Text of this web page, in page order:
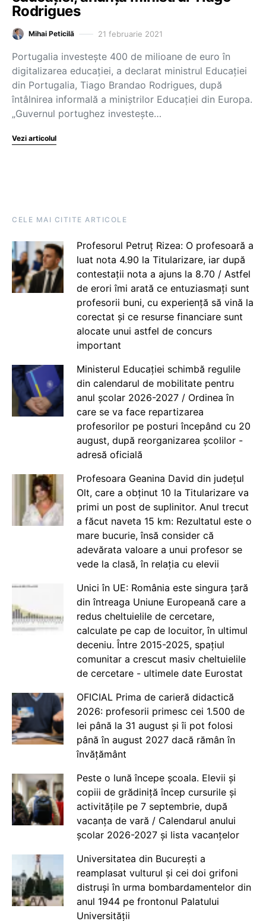
Rodrigues
Mihai Peticilă 21 februarie 2021
Portugalia investește 400 de milioane de euro în
digitalizarea educației, a declarat ministrul Educației
din Portugalia, Tiago Brandao Rodrigues, după
întâlnirea informală a miniștrilor Educației din Europa.
„Guvernul portughez investește…
Vezi articolul
CELE MAI CITITE ARTICOLE
Profesorul Petruț Rizea: O profesoară a
luat nota 4.90 la Titularizare, iar după
contestații nota a ajuns la 8.70 / Astfel
de erori îmi arată ce entuziasmați sunt
profesorii buni, cu experiență să vină la
corectat și ce resurse financiare sunt
alocate unui astfel de concurs
important
Ministerul Educației schimbă regulile
din calendarul de mobilitate pentru
anul școlar 2026-2027 / Ordinea în
care se va face repartizarea
profesorilor pe posturi începând cu 20
august, după reorganizarea școlilor -
adresă oficială
Profesoara Geanina David din județul
Olt, care a obținut 10 la Titularizare va
primi un post de suplinitor. Anul trecut
a făcut naveta 15 km: Rezultatul este o
mare bucurie, însă consider că
adevărata valoare a unui profesor se
vede la clasă, în relația cu elevii
Unici în UE: România este singura țară
din întreaga Uniune Europeană care a
redus cheltuielile de cercetare,
calculate pe cap de locuitor, în ultimul
deceniu. Între 2015-2025, spațiul
comunitar a crescut masiv cheltuielile
de cercetare - ultimele date Eurostat
OFICIAL Prima de carieră didactică
2026: profesorii primesc cei 1.500 de
lei până la 31 august și îi pot folosi
până în august 2027 dacă rămân în
învățământ
Peste o lună începe școala. Elevii și
copiii de grădiniță încep cursurile și
activitățile pe 7 septembrie, după
vacanța de vară / Calendarul anului
școlar 2026-2027 și lista vacanțelor
Universitatea din București a
reamplasat vulturul și cei doi grifoni
distruși în urma bombardamentelor din
anul 1944 pe frontonul Palatului
Universității